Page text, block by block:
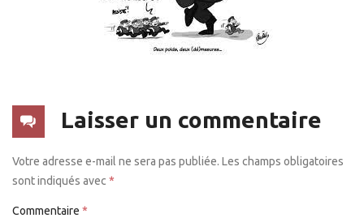
Laisser un commentaire
Votre adresse e-mail ne sera pas publiée. Les champs obligatoires
sont indiqués avec *
Commentaire *